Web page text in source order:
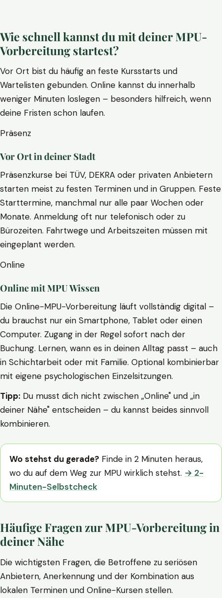
Wie schnell kannst du mit deiner MPU-
Vorbereitung startest?
Vor Ort bist du häufig an feste Kursstarts und
Wartelisten gebunden. Online kannst du innerhalb
weniger Minuten loslegen – besonders hilfreich, wenn
deine Fristen schon laufen.
Präsenz
Vor Ort in deiner Stadt
Präsenzkurse bei TÜV, DEKRA oder privaten Anbietern
starten meist zu festen Terminen und in Gruppen. Feste
Starttermine, manchmal nur alle paar Wochen oder
Monate. Anmeldung oft nur telefonisch oder zu
Bürozeiten. Fahrtwege und Arbeitszeiten müssen mit
eingeplant werden.
Online
Online mit MPU Wissen
Die Online-MPU-Vorbereitung läuft vollständig digital –
du brauchst nur ein Smartphone, Tablet oder einen
Computer. Zugang in der Regel sofort nach der
Buchung. Lernen, wann es in deinen Alltag passt – auch
in Schichtarbeit oder mit Familie. Optional kombinierbar
mit eigene psychologischen Einzelsitzungen.
Tipp: Du musst dich nicht zwischen „Online" und „in
deiner Nähe" entscheiden – du kannst beides sinnvoll
kombinieren.
Wo stehst du gerade? Finde in 2 Minuten heraus,
wo du auf dem Weg zur MPU wirklich stehst. → 2-
Minuten-Selbstcheck
Häufige Fragen zur MPU-Vorbereitung in
deiner Nähe
Die wichtigsten Fragen, die Betroffene zu seriösen
Anbietern, Anerkennung und der Kombination aus
lokalen Terminen und Online-Kursen stellen.